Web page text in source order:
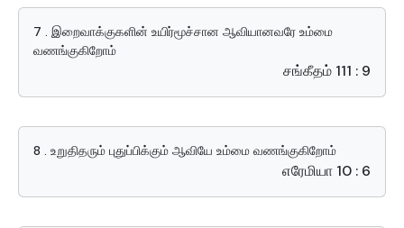
7 . இறைவாக்குகளின் உயிர்மூச்சான ஆவியானவரே உம்மை
வணங்குகிறோம்
சங்கீதம் 111 : 9
8 . உறுதிதரும் புதுப்பிக்கும் ஆவியே உம்மை வணங்குகிறோம்
எரேமியா 10 : 6